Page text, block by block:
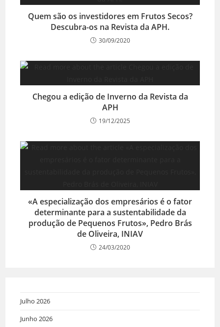
Quem são os investidores em Frutos Secos?
Descubra-os na Revista da APH.
30/09/2020
Chegou a edição de Inverno da Revista da
APH
19/12/2025
«A especialização dos empresários é o fator
determinante para a sustentabilidade da
produção de Pequenos Frutos», Pedro Brás
de Oliveira, INIAV
24/03/2020
Julho 2026
Junho 2026